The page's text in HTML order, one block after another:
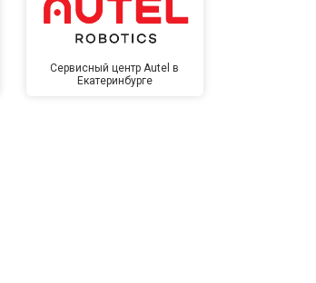
Сервисный центр Autel в
Екатеринбурге